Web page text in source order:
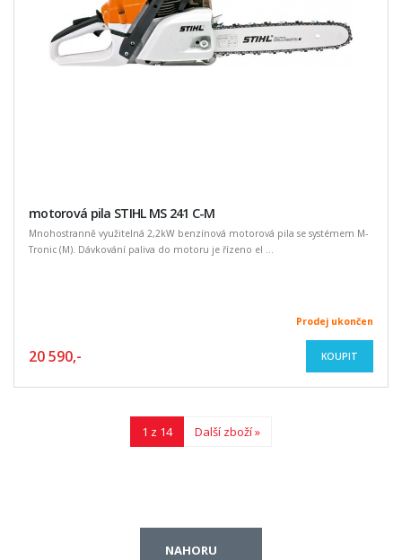
motorová pila STIHL MS 241 C-M
Mnohostranně využitelná 2,2kW benzínová motorová pila se systémem M-
Tronic (M). Dávkování paliva do motoru je řízeno el ...
Prodej ukončen
20 590,- KOUPIT
1 z 14 Další zboží »
NAHORU